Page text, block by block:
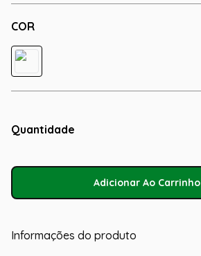
COR
Quantidade
Adicionar Ao Carrinho
Informações do produto